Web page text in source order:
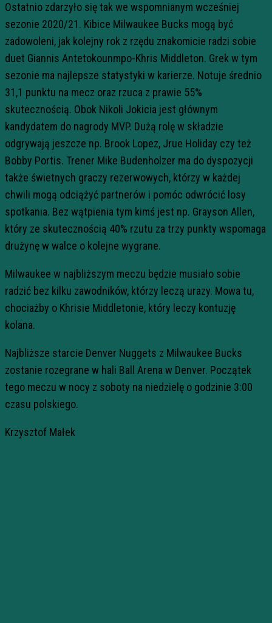
Ostatnio zdarzyło się tak we wspomnianym wcześniej
sezonie 2020/21. Kibice Milwaukee Bucks mogą być
zadowoleni, jak kolejny rok z rzędu znakomicie radzi sobie
duet Giannis Antetokounmpo-Khris Middleton. Grek w tym
sezonie ma najlepsze statystyki w karierze. Notuje średnio
31,1 punktu na mecz oraz rzuca z prawie 55%
skutecznością. Obok Nikoli Jokicia jest głównym
kandydatem do nagrody MVP. Dużą rolę w składzie
odgrywają jeszcze np. Brook Lopez, Jrue Holiday czy też
Bobby Portis. Trener Mike Budenholzer ma do dyspozycji
także świetnych graczy rezerwowych, którzy w każdej
chwili mogą odciążyć partnerów i pomóc odwrócić losy
spotkania. Bez wątpienia tym kimś jest np. Grayson Allen,
który ze skutecznością 40% rzutu za trzy punkty wspomaga
drużynę w walce o kolejne wygrane.
Milwaukee w najbliższym meczu będzie musiało sobie
radzić bez kilku zawodników, którzy leczą urazy. Mowa tu,
chociażby o Khrisie Middletonie, który leczy kontuzję
kolana.
Najbliższe starcie Denver Nuggets z Milwaukee Bucks
zostanie rozegrane w hali Ball Arena w Denver. Początek
tego meczu w nocy z soboty na niedzielę o godzinie 3:00
czasu polskiego.
Krzysztof Małek